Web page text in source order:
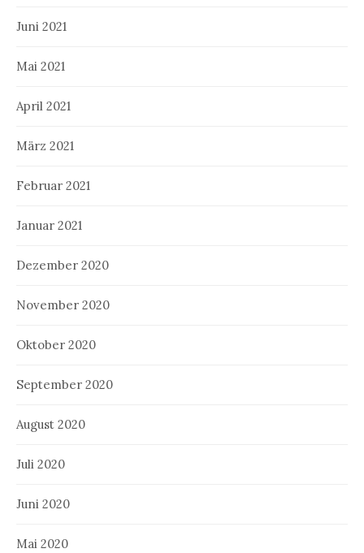
Juni 2021
Mai 2021
April 2021
März 2021
Februar 2021
Januar 2021
Dezember 2020
November 2020
Oktober 2020
September 2020
August 2020
Juli 2020
Juni 2020
Mai 2020